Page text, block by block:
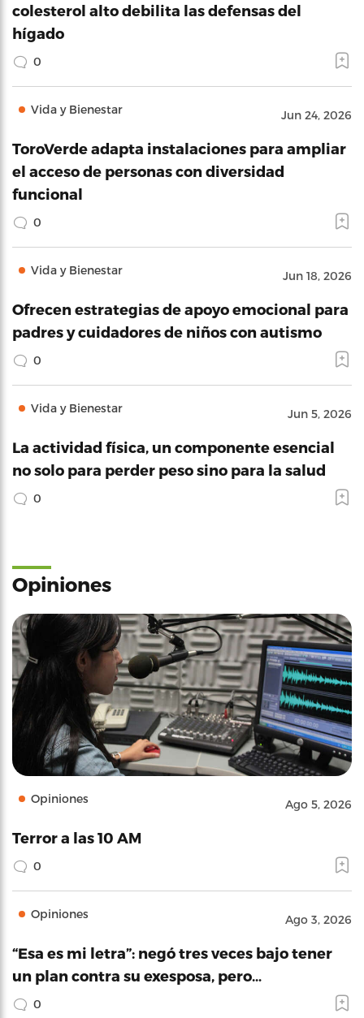
colesterol alto debilita las defensas del
hígado
0
Vida y Bienestar Jun 24, 2026
ToroVerde adapta instalaciones para ampliar
el acceso de personas con diversidad
funcional
0
Vida y Bienestar Jun 18, 2026
Ofrecen estrategias de apoyo emocional para
padres y cuidadores de niños con autismo
0
Vida y Bienestar Jun 5, 2026
La actividad física, un componente esencial
no solo para perder peso sino para la salud
0
Opiniones
Opiniones Ago 5, 2026
Terror a las 10 AM
0
Opiniones Ago 3, 2026
“Esa es mi letra”: negó tres veces bajo tener
un plan contra su exesposa, pero…
0